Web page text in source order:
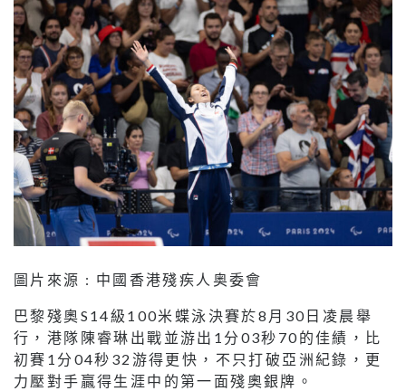
圖片來源 : 中國香港殘疾人奥委會
巴黎殘奧S14級100米蝶泳決賽於8月30日凌晨舉
行，港隊陳睿琳出戰並游出1分03秒70的佳績，比
初賽1分04秒32游得更快，不只打破亞洲紀錄，更
力壓對手贏得生涯中的第一面殘奧銀牌。